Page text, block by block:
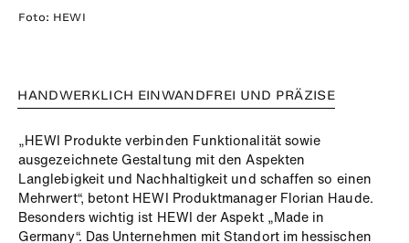
Foto: HEWI
HANDWERKLICH EINWANDFREI UND PRÄZISE
„HEWI Produkte verbinden Funktionalität sowie
ausgezeichnete Gestaltung mit den Aspekten
Langlebigkeit und Nachhaltigkeit und schaffen so einen
Mehrwert“, betont HEWI Produktmanager Florian Haude.
Besonders wichtig ist HEWI der Aspekt „Made in
Germany“. Das Unternehmen mit Standort im hessischen